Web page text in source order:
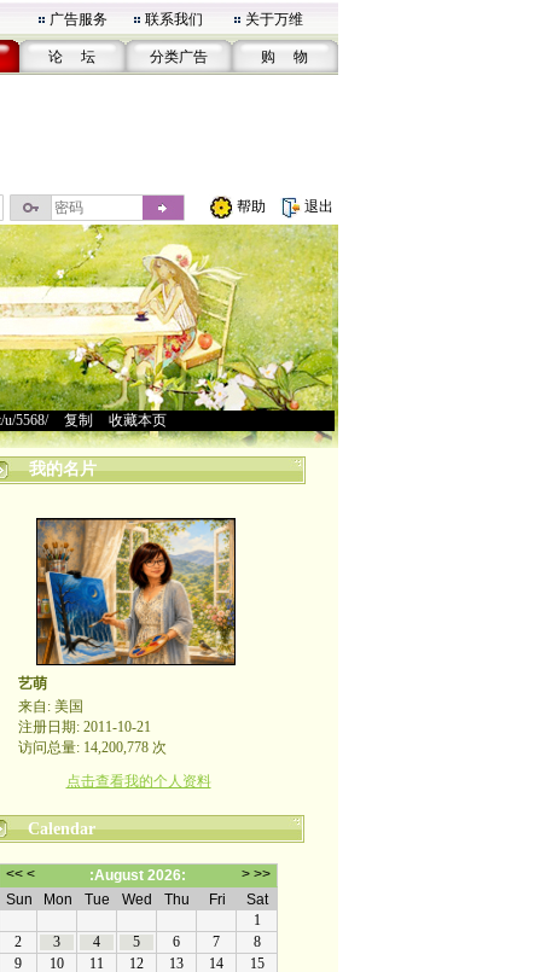
广告服务 联系我们 关于万维
论 坛 分类广告 购 物
帮助 退出
u/5568/> 复制 收藏本页
我的名片
艺萌
来自: 美国
注册日期: 2011-10-21
访问总量: 14,200,778 次
点击查看我的个人资料
Calendar